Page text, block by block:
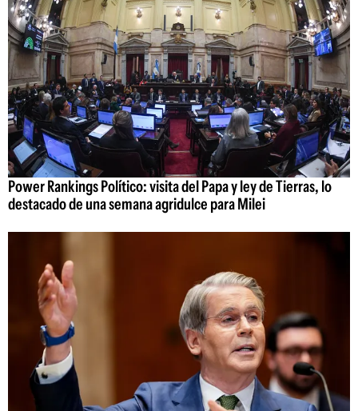
Power Rankings Político: visita del Papa y ley de Tierras, lo
destacado de una semana agridulce para Milei